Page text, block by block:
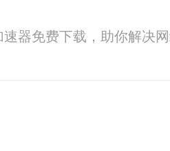
器免费下载，助你解决